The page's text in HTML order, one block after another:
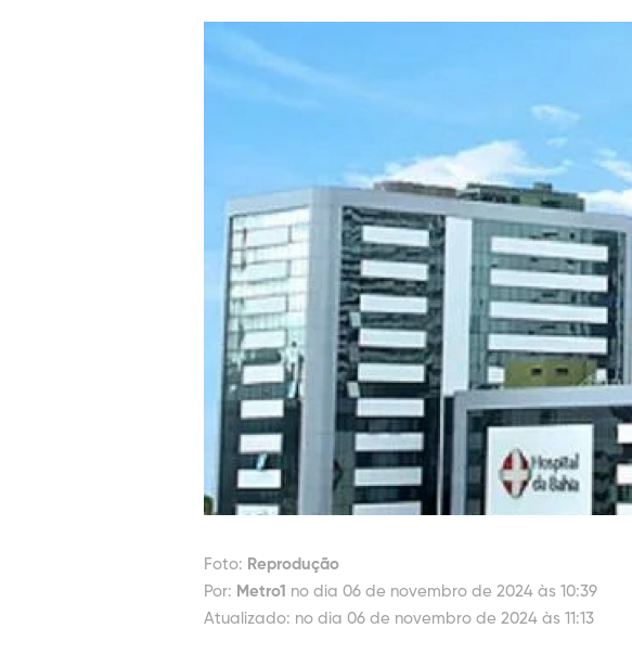
Foto: Reprodução
Por: Metro1 no dia 06 de novembro de 2024 às 10:39
Atualizado: no dia 06 de novembro de 2024 às 11:13